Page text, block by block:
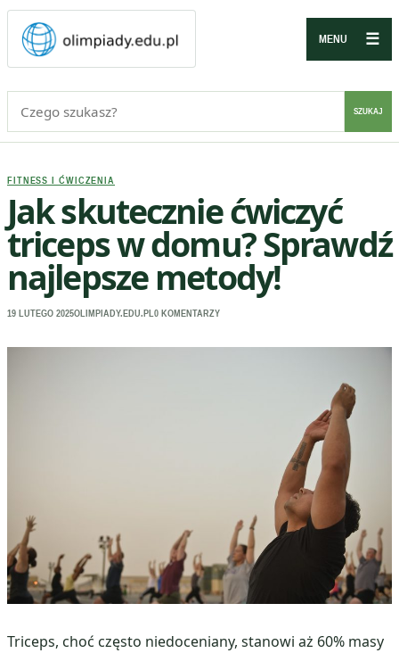
MENU ☰
SZUKAJ
FITNESS I ĆWICZENIA
Jak skutecznie ćwiczyć
triceps w domu? Sprawdź
najlepsze metody!
19 LUTEGO 2025OLIMPIADY.EDU.PL 0 KOMENTARZY
Triceps, choć często niedoceniany, stanowi aż 60% masy